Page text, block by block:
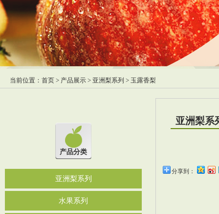
当前位置： 首页 > 产品展示 > 亚洲梨系列 > 玉露香梨
产品分类
亚洲梨系列
水果系列
亚洲梨系
分享到：